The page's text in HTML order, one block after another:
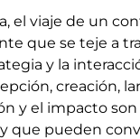
el viaje de un
que se teje a
y la
creación,
y el impacto son
que pueden